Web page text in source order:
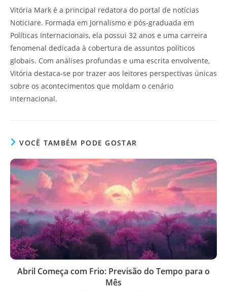
Vitória Mark é a principal redatora do portal de notícias
Noticiare. Formada em Jornalismo e pós-graduada em
Políticas Internacionais, ela possui 32 anos e uma carreira
fenomenal dedicada à cobertura de assuntos políticos
globais. Com análises profundas e uma escrita envolvente,
Vitória destaca-se por trazer aos leitores perspectivas únicas
sobre os acontecimentos que moldam o cenário
internacional.
VOCÊ TAMBÉM PODE GOSTAR
Abril Começa com Frio: Previsão do Tempo para o
Mês